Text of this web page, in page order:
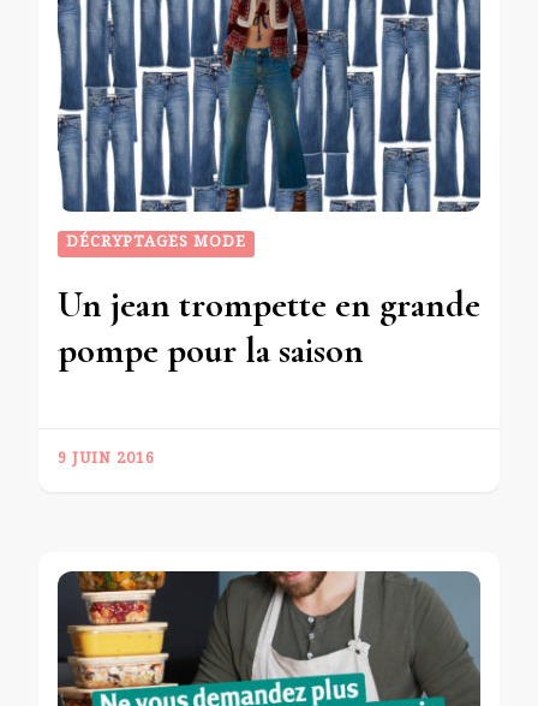
DÉCRYPTAGES MODE
Un jean trompette en grande
pompe pour la saison
9 JUIN 2016